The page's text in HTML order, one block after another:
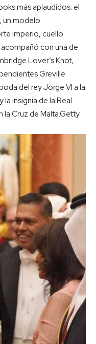
más aplaudidos: el
un modelo
imperio, cuello
con una de
Lover’s Knot,
Greville
del rey Jorge VI a la
la insignia de la Real
Cruz de Malta.Getty